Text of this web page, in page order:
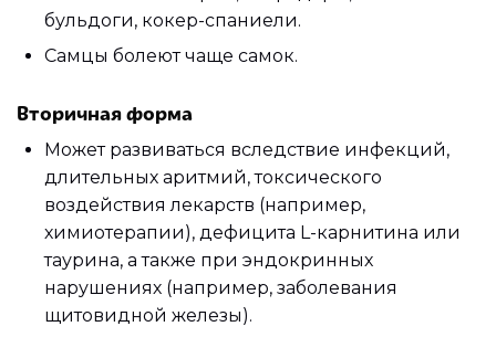
бульдоги, кокер-спаниели.
Самцы болеют чаще самок.
Вторичная форма
Может развиваться вследствие инфекций,
длительных аритмий, токсического
воздействия лекарств (например,
химиотерапии), дефицита L-карнитина или
таурина, а также при эндокринных
нарушениях (например, заболевания
щитовидной железы).